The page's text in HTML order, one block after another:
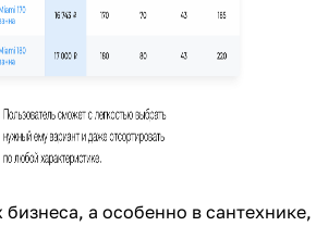
а особенно в сантехнике,